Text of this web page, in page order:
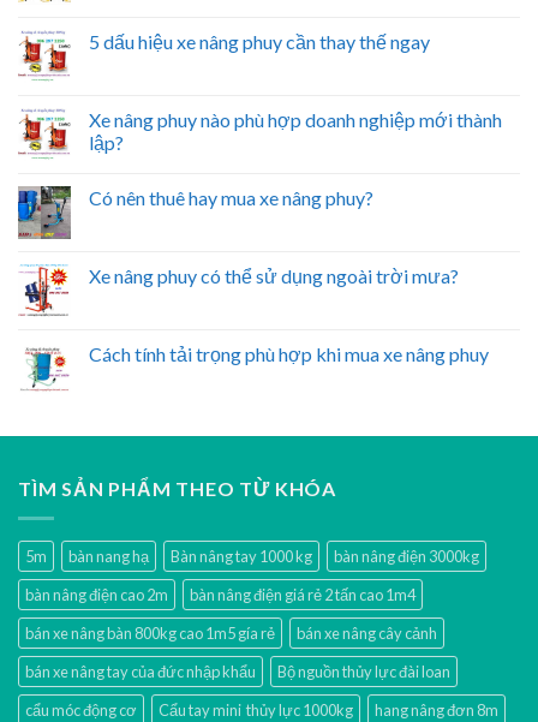
5 dấu hiệu xe nâng phuy cần thay thế ngay
Xe nâng phuy nào phù hợp doanh nghiệp mới thành
lập?
Có nên thuê hay mua xe nâng phuy?
Xe nâng phuy có thể sử dụng ngoài trời mưa?
Cách tính tải trọng phù hợp khi mua xe nâng phuy
TÌM SẢN PHẨM THEO TỪ KHÓA
5m bàn nang hạ Bàn nâng tay 1000 kg
bàn nâng điện 3000kg
bàn nâng điện cao 2m
bàn nâng điện giá rẻ 2 tấn cao 1m4
bán xe nâng bàn 800kg cao 1m5 gía rẻ
bán xe nâng cây cảnh
bán xe nâng tay của đức nhập khẩu
Bộ nguồn thủy lực đài loan
cẩu móc động cơ
Cẩu tay mini thủy lực 1000kg
hang nâng đơn 8m